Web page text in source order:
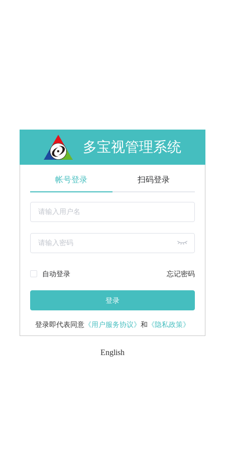
多宝视管理系统
帐号登录 扫码登录
自动登录 忘记密码
登录
登录即代表同意 《用户服务协议》 和 《隐私政策》
English